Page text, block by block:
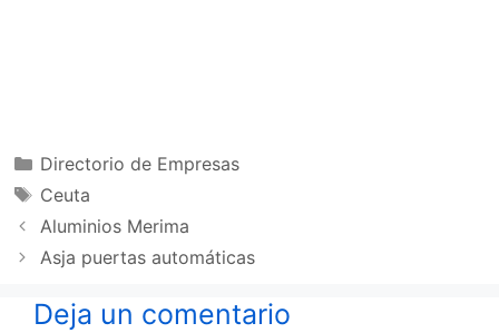
Categorías
Directorio de Empresas
Etiquetas
Ceuta
Aluminios Merima
Asja puertas automáticas
Deja un comentario